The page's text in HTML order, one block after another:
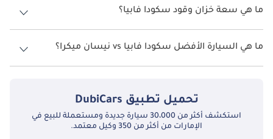
ما هي سعة خزان وقود سكودا فابيا؟
تبلغ سعة خزان الوقود في سكودا فابيا 45ليتر.
ما هي السيارة الأفضل سكودا فابيا vs نيسان ميكرا؟
تبدأ أسعارسكودا فابيافي الإمارات من 48,000 إماراتي، وتبدأ أسعارنيسان
تحميل تطبيق DubiCars
استكشف أكثر من 30،000 سيارة جديدة ومستعملة للبيع في
الإمارات من أكثر من 350 وكيل معتمد.